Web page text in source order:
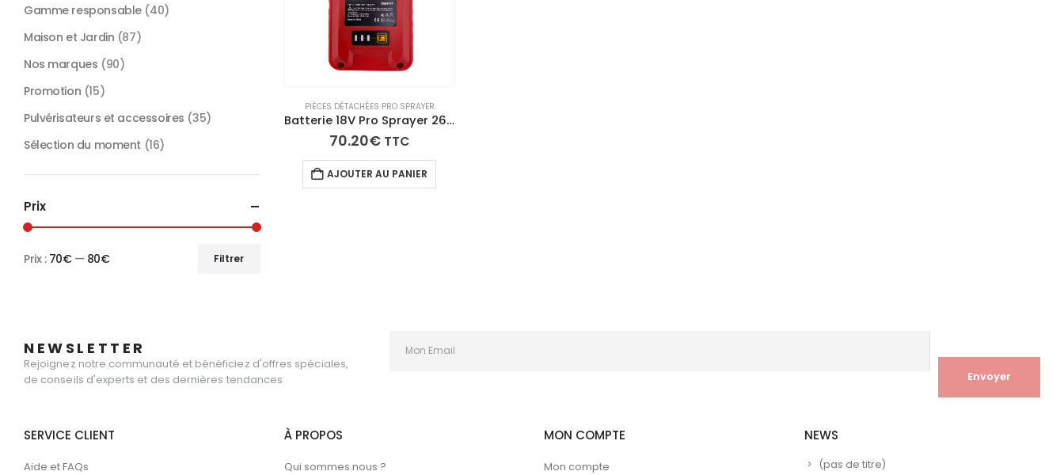
PIÈCES DÉTACHÉES PRO SPRAYER
Batterie 18V Pro Sprayer 26000mAh Lithium-Ion – Autonomie 2h30 Recharge Rapide
70.20€ TTC
AJOUTER AU PANIER
Gamme responsable (40)
Maison et Jardin (87)
Nos marques (90)
Promotion (15)
Pulvérisateurs et accessoires (35)
Sélection du moment (16)
Prix
Filtrer
Prix : 70€— 80€
NEWSLETTER
Rejoignez notre communauté et bénéficiez d'offres spéciales,
de conseils d'experts et des dernières tendances
SERVICE CLIENT
Aide et FAQs
À PROPOS
Qui sommes nous ?
MON COMPTE
Mon compte
NEWS
(pas de titre)